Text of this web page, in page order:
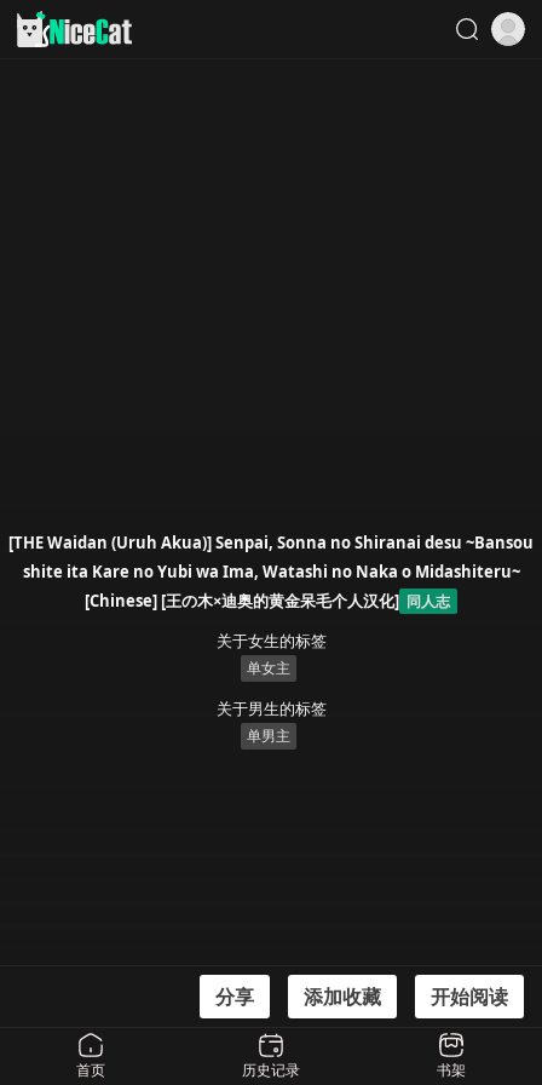
[THE Waidan (Uruh Akua)] Senpai, Sonna no Shiranai desu ~Bansou
shite ita Kare no Yubi wa Ima, Watashi no Naka o Midashiteru~
[Chinese] [王の木×迪奥的黄金呆毛个人汉化] 同人志
关于女生的标签
单女主
关于男生的标签
单男主
[THE Waidan (Uruh Akua)] Senpai, Sonna no Shiranai desu ~Bansou shite ita
Kare no Yubi wa Ima, Watashi no Naka o Midashiteru~ [Chinese] [王の木×迪
分享 添加收藏 开始阅读
首页 历史记录 书架